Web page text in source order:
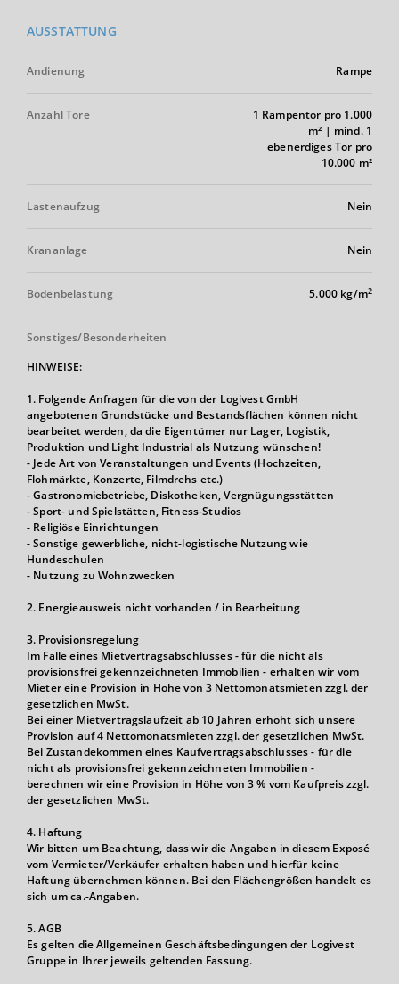
AUSSTATTUNG
Andienung Rampe
Anzahl Tore
1 Rampentor pro 1.000
m² | mind. 1
ebenerdiges Tor pro
10.000 m²
Lastenaufzug Nein
Krananlage Nein
Bodenbelastung 5.000 kg/m2
Sonstiges/Besonderheiten
HINWEISE:
1. Folgende Anfragen für die von der Logivest GmbH
angebotenen Grundstücke und Bestandsflächen können nicht
bearbeitet werden, da die Eigentümer nur Lager, Logistik,
Produktion und Light Industrial als Nutzung wünschen!
- Jede Art von Veranstaltungen und Events (Hochzeiten,
Flohmärkte, Konzerte, Filmdrehs etc.)
- Gastronomiebetriebe, Diskotheken, Vergnügungsstätten
- Sport- und Spielstätten, Fitness-Studios
- Religiöse Einrichtungen
- Sonstige gewerbliche, nicht-logistische Nutzung wie
Hundeschulen
- Nutzung zu Wohnzwecken
2. Energieausweis nicht vorhanden / in Bearbeitung
3. Provisionsregelung
Im Falle eines Mietvertragsabschlusses - für die nicht als
provisionsfrei gekennzeichneten Immobilien - erhalten wir vom
Mieter eine Provision in Höhe von 3 Nettomonatsmieten zzgl. der
gesetzlichen MwSt.
Bei einer Mietvertragslaufzeit ab 10 Jahren erhöht sich unsere
Provision auf 4 Nettomonatsmieten zzgl. der gesetzlichen MwSt.
Bei Zustandekommen eines Kaufvertragsabschlusses - für die
nicht als provisionsfrei gekennzeichneten Immobilien -
berechnen wir eine Provision in Höhe von 3 % vom Kaufpreis zzgl.
der gesetzlichen MwSt.
4. Haftung
Wir bitten um Beachtung, dass wir die Angaben in diesem Exposé
vom Vermieter/Verkäufer erhalten haben und hierfür keine
Haftung übernehmen können. Bei den Flächengrößen handelt es
sich um ca.-Angaben.
5. AGB
Es gelten die Allgemeinen Geschäftsbedingungen der Logivest
Gruppe in Ihrer jeweils geltenden Fassung.